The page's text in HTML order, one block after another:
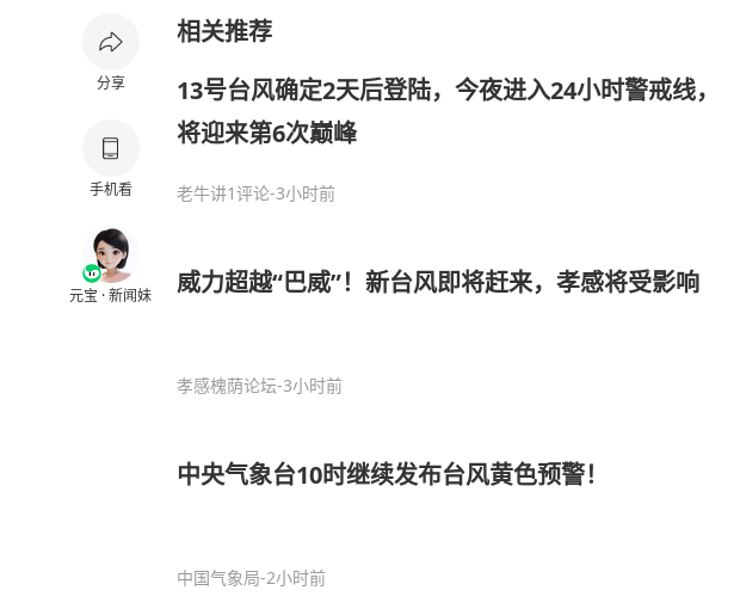
分享
手机看
元宝 · 新闻妹
相关推荐
13号台风确定2天后登陆，今夜进入24小时警戒线，
将迎来第6次巅峰
老牛讲1评论-3小时前
威力超越“巴威”！新台风即将赶来，孝感将受影响
孝感槐荫论坛-3小时前
中央气象台10时继续发布台风黄色预警！
中国气象局-2小时前